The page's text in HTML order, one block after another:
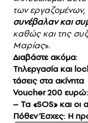
των
συνέβαλαν και
καθώς και της
Μαρίας».
Διαβάστε ακόμα:
Τηλεργασία και
τάσεις στα ακίνητα
Voucher 200 ευρώ:
– Τα «SOS» και οι
Πόθεν Έσχες: Η